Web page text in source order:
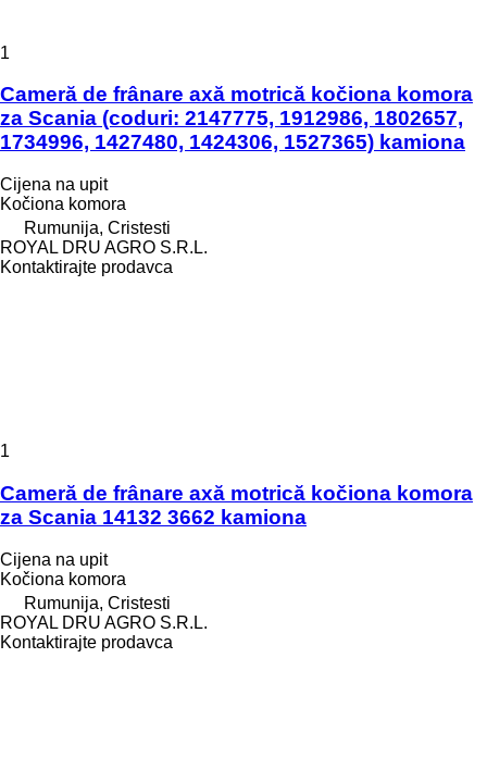
1
Cameră de frânare axă motrică kočiona komora
za Scania (coduri: 2147775, 1912986, 1802657,
1734996, 1427480, 1424306, 1527365) kamiona
Cijena na upit
Kočiona komora
Rumunija, Cristesti
ROYAL DRU AGRO S.R.L.
Kontaktirajte prodavca
1
Cameră de frânare axă motrică kočiona komora
za Scania 14132 3662 kamiona
Cijena na upit
Kočiona komora
Rumunija, Cristesti
ROYAL DRU AGRO S.R.L.
Kontaktirajte prodavca